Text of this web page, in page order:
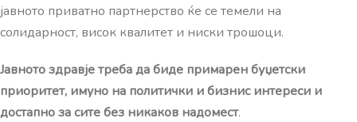
јавното приватно партнерство ќе се темели на
солидарност, висок квалитет и ниски трошоци.
Јавното здравје треба да биде примарен буџетски
приоритет, имуно на политички и бизнис интереси и
достапно за сите без никаков надомест.